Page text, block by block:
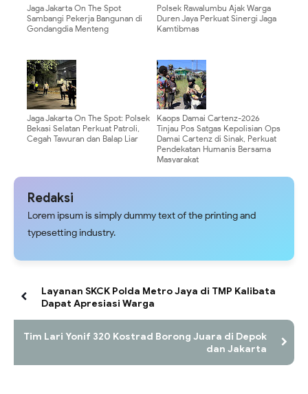
Jaga Jakarta On The Spot
Sambangi Pekerja Bangunan di
Gondangdia Menteng
Polsek Rawalumbu Ajak Warga
Duren Jaya Perkuat Sinergi Jaga
Kamtibmas
Jaga Jakarta On The Spot: Polsek
Bekasi Selatan Perkuat Patroli,
Cegah Tawuran dan Balap Liar
Kaops Damai Cartenz-2026
Tinjau Pos Satgas Kepolisian Ops
Damai Cartenz di Sinak, Perkuat
Pendekatan Humanis Bersama
Masyarakat
Redaksi
Lorem ipsum is simply dummy text of the printing and
typesetting industry.
Layanan SKCK Polda Metro Jaya di TMP Kalibata
Dapat Apresiasi Warga
Tim Lari Yonif 320 Kostrad Borong Juara di Depok
dan Jakarta